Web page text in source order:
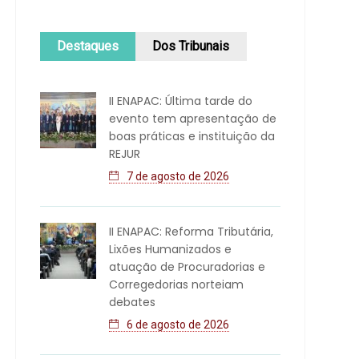
Destaques Dos Tribunais
II ENAPAC: Última tarde do
evento tem apresentação de
boas práticas e instituição da
REJUR
7 de agosto de 2026
II ENAPAC: Reforma Tributária,
Lixões Humanizados e
atuação de Procuradorias e
Corregedorias norteiam
debates
6 de agosto de 2026